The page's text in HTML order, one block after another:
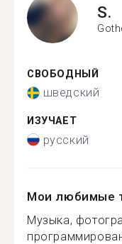
S.
СВОБОДНЫЙ
шведский
ИЗУЧАЕТ
русский
Мои любимые
Музыка,